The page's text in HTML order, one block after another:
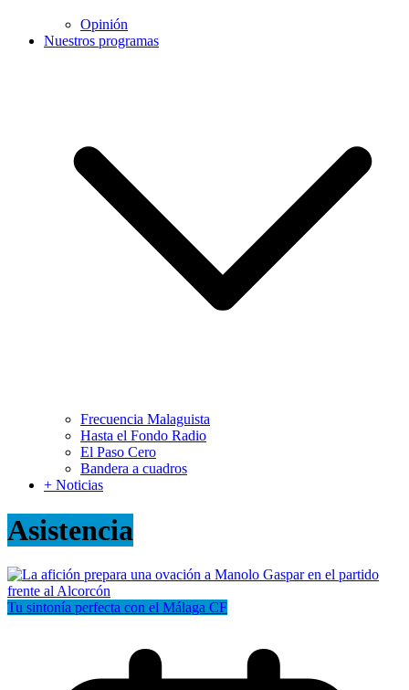
Opinión
Nuestros programas
Frecuencia Malaguista
Hasta el Fondo Radio
El Paso Cero
Bandera a cuadros
+ Noticias
Asistencia
Tu sintonía perfecta con el Málaga CF